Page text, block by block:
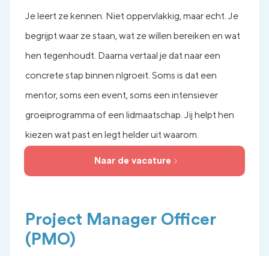
Je leert ze kennen. Niet oppervlakkig, maar echt. Je
begrijpt waar ze staan, wat ze willen bereiken en wat
hen tegenhoudt. Daarna vertaal je dat naar een
concrete stap binnen nlgroeit. Soms is dat een
mentor, soms een event, soms een intensiever
groeiprogramma of een lidmaatschap. Jij helpt hen
kiezen wat past en legt helder uit waarom.
Naar de vacature
Project Manager Officer
(PMO)